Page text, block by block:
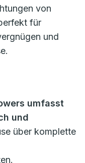
von
für
und
umfasst
und
über komplette